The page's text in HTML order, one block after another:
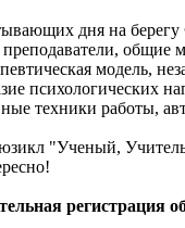
дня на
преподаватели, общие
модель,
психологических
техники работы,
"Ученый,
регистрация